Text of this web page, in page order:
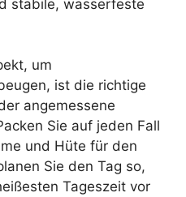
stabile, wasserfeste
um
ist die richtige
angemessene
Sie auf jeden Fall
und Hüte für den
Sie den Tag so,
Tageszeit vor